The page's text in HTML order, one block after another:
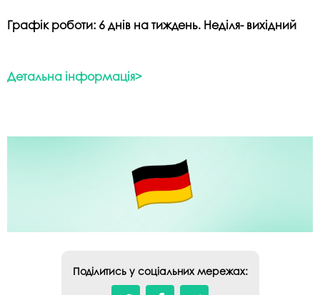
Графік роботи: 6 днів на тиждень. Неділя- вихідний
Детальна інформація>
Поділитись у соціальних мережах: